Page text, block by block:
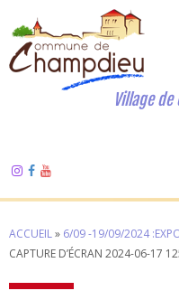
Village
ACCUEIL» 6/09 -19/09/2024
CAPTURE D’ÉCRAN 2024-06-17